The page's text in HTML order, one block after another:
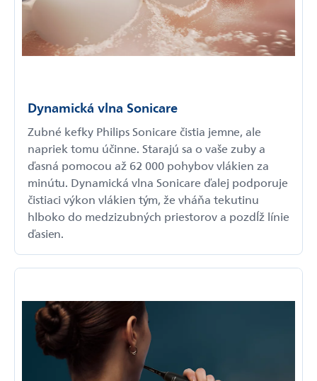
Dynamická vlna Sonicare
Zubné kefky Philips Sonicare čistia jemne, ale
napriek tomu účinne. Starajú sa o vaše zuby a
ďasná pomocou až 62 000 pohybov vlákien za
minútu. Dynamická vlna Sonicare ďalej podporuje
čistiaci výkon vlákien tým, že vháňa tekutinu
hlboko do medzizubných priestorov a pozdĺž línie
ďasien.